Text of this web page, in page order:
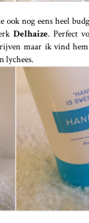
ook nog eens heel
Delhaize. Perfect
maar ik vind hem
lychees.